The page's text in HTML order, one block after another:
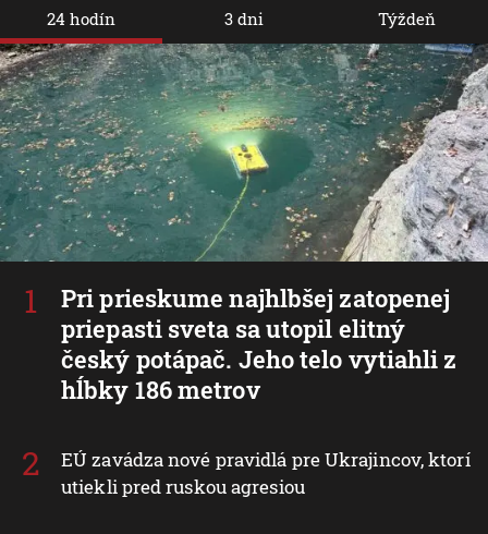
24 hodín
Pri prieskume najhlbšej zatopenej
priepasti sveta sa utopil elitný
český potápač. Jeho telo vytiahli z
hĺbky 186 metrov
EÚ zavádza nové pravidlá pre Ukrajincov, ktorí
utiekli pred ruskou agresiou
3 dni Týždeň